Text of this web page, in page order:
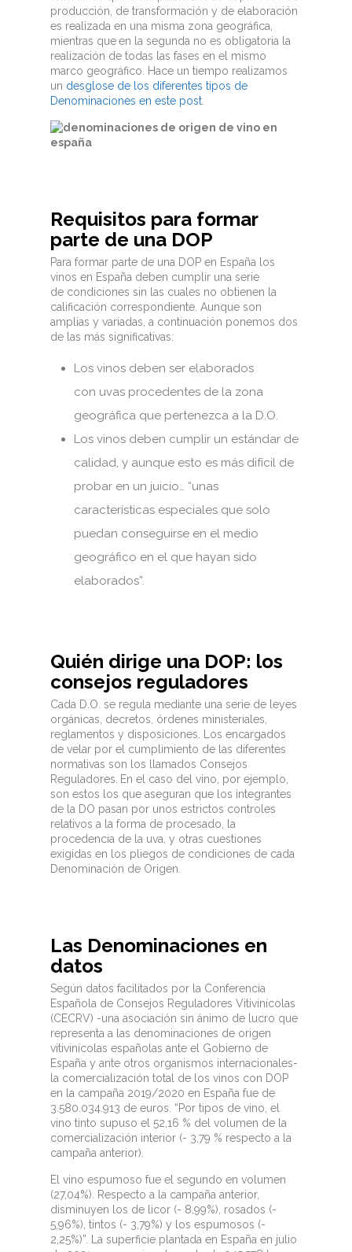
producción, de transformación y de elaboración
es realizada en una misma zona geográfica,
mientras queen la segunda no es obligatoria la
realización de todas las fases en el mismo
marco geográfico. Hace un tiempo realizamos
un desglose de los diferentes tipos de
Denominaciones en este post
Requisitos para formar
parte de una DOP
Para formar parte de una DOP en España los
vinos en España deben cumplir una serie
de condiciones sin las cuales no obtienen la
calificación correspondiente. Aunque son
amplias y variadas, a continuación ponemos dos
de las más significativas:
Los vinos deben ser elaborados
con uvas procedentes de la zona
geográfica que pertenezca a la D.O.
Los vinos deben cumplir un estándar de
calidad, y aunque esto es más difícil de
probar en un juicio… “unas
características especiales que solo
puedan conseguirse en el medio
geográfico en el que hayan sido
elaborados”.
Quién dirige una DOP: los
consejos reguladores
Cada D.O. se regula mediante una serie de leyes
orgánicas, decretos, órdenes ministeriales,
reglamentos y disposiciones. Los encargados
de velar por el cumplimiento de las diferentes
normativas son los llamados Consejos
Reguladores. En el caso del vino, por ejemplo,
son estos los que aseguran que los integrantes
de la DO pasan por unos estrictos controles
relativos a la forma de procesado, la
procedencia de la uva, y otras cuestiones
exigidas en los pliegos de condiciones de cada
Denominación de Origen.
Las Denominaciones en
datos
Según datos facilitados por la Conferencia
Española de Consejos Reguladores Vitivinícolas
(CECRV) -una asociación sin ánimo de lucro que
representa a las denominaciones de origen
vitivinícolas españolas ante el Gobierno de
España y ante otros organismos internacionales-
la comercialización total de los vinos con DOP
en la campaña 2019/2020 en España fue de
3.580.034.913 de euros. “Por tipos de vino, el
vino tinto supuso el 52,16 % del volumen de la
comercialización interior (- 3,79 % respecto a la
campaña anterior).
El vino espumoso fue el segundo en volumen
(27,04%). Respecto a la campaña anterior,
disminuyen los de licor (- 8,99%), rosados (-
5,96%), tintos (- 3,79%) y los espumosos (-
2,25%)”. La superficie plantada en España en julio